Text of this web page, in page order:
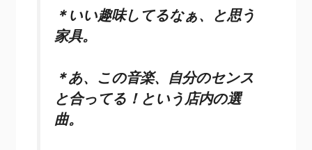
＊いい趣味してるなぁ、と思う
家具。
＊あ、この音楽、自分のセンス
と合ってる！という店内の選
曲。